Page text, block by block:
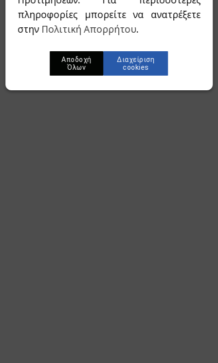
πληροφορίες μπορείτε να ανατρέξετε
στην Πολιτική Απορρήτου.
Αποδοχή
Όλων
Διαχείριση
cookies